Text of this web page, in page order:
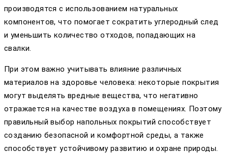
производятся с использованием натуральных
компонентов, что помогает сократить углеродный след
и уменьшить количество отходов, попадающих на
свалки.
При этом важно учитывать влияние различных
материалов на здоровье человека: некоторые покрытия
могут выделять вредные вещества, что негативно
отражается на качестве воздуха в помещениях. Поэтому
правильный выбор напольных покрытий способствует
созданию безопасной и комфортной среды, а также
способствует устойчивому развитию и охране природы.